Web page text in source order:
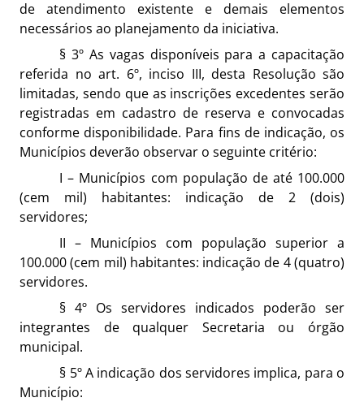
de atendimento existente e demais elementos
necessários ao planejamento da iniciativa.
§ 3º As vagas disponíveis para a capacitação
referida no art. 6º, inciso III, desta Resolução são
limitadas, sendo que as inscrições excedentes serão
registradas em cadastro de reserva e convocadas
conforme disponibilidade. Para fins de indicação, os
Municípios deverão observar o seguinte critério:
I – Municípios com população de até 100.000
(cem mil) habitantes: indicação de 2 (dois)
servidores;
II – Municípios com população superior a
100.000 (cem mil) habitantes: indicação de 4 (quatro)
servidores.
§ 4º Os servidores indicados poderão ser
integrantes de qualquer Secretaria ou órgão
municipal.
§ 5º A indicação dos servidores implica, para o
Município: